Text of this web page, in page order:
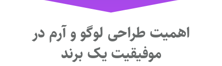
اهمیت طراحی لوگو و آرم در
موفیقیت یک برند